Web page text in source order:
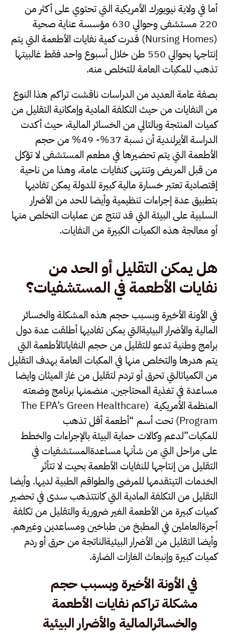
أما في ولاية نيويورك الأمريكية التي تحتوي على أكثر من
220 مستشفى وحوالي 630 مؤسسة عناية صحية
(Nursing Homes) قدرت كمية نفايات الأطعمة التي يتم
إنتاجها بحوالي 550 طن خلال أسبوع واحد فقط غالبيتها
تذهب للمكبات العامة للتخلص منه.
بصفة عامة العديد من الدراسات ناقشت تراكم هذا النوع
من النفايات من حيث التكلفة المادية وإمكانية التقليل من
كميات المنتجة وبالتالي من الخسائر المالية، حيث أكدت
الدراسة الأيرلندية أن نسبة 37%- 49% من حجم
الأطعمة التي يتم تحضيرها في مطعم المستشفى لا تؤكل
من قبل المريض وتنتهى كنفايات عامة، وهذا من ناحية
إقتصادية تعتبر خسارة مالية كبيرة للدولة يمكن تفاديها
بتطبيق عدة إجراءات تنظيمية وأيضا للحد من الأضرار
السلبية على البيئة التي قد تنتج عن عمليات التخلص منها
أو معالجة هذه الكميات الكبيرة من النفايات.
هل يمكن التقليل أو الحد من
نفايات الأطعمة في المستشفيات؟
في الأونة الأخيرة وبسبب حجم هذه المشكلة والخسائر
المالية والأضرار البيئيةالتي يمكن تفاديها أطلقت عدة دول
برامج وطنية تدعو للتقليل من حجم النفاياتالأطعمة التي
يتم هدرها والتخلص منها في المكبات العامة بهدف التقليل
من الكمياتالتي تحرق أو تردم لتقليل من غاز الميثان وايضا
مساعدة في تغذية المحتاجين. منضمنها برنامج وضعته
المنظمة الأمريكية (The EPA’s Green Healthcare
Program) تحت أسم “أطعمة أقل تذهب
للمكبات”لدعم وكالات حماية البيئة بالإجراءات والخطط
على مراحل التي من شأنها مساعدةالمستشفيات في
التقليل من إنتاجها للنفايات الأطعمة بحيت لا تتأثر
الخدمات التيتقدمها للمرضى والطواقم الطبية لديها. وأيضا
التقليل من التكلفة المادية التي كانتتذهب سدى في تحضير
كميات كبيرة من الأطعمة الغير ضرورية والتقليل من تكلفة
أجرةالعاملين في المطبخ من طباخين ومساعدين وغيرهم.
وأيضا التقليل من الأضرار البيئيةالناتجة من حرق أو ردم
كميات كبيرة وإنبعاث الغازات الضارة.
في الأونة الأخيرة وبسبب حجم
مشكلة تراكم نفايات الأطعمة
والخسائرالمالية والأضرار البيئية